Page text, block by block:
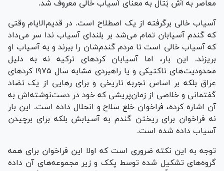
معاصر به آش بَتال به معنای آسیاب خالی معروف شد.
آسیاب خالی برگرفته از یک اصطلاح است. در قدیم‌الایام وقتی
که گندم آسیابان تمام می‌شد بر بلندای آسیاب ندا سر می‌داد
که آسیاب خالی است تا مردم گندم‌شان را ببرند و به آسیاب او
بریزند. این بار، اما آسیابان کرد‌های ترکیه نه به دلیل
محدودیت‌های تاکتیکی و یا راهبردی مشابه سال ۱۹۷۵ کرد‌های
عراق بلکه بر اساس تجربه تاریخی و برای رهایی از یک تضاد
گفتمانی و خلاصی از زمان‌پریشی که خود در دست‌نوشته‌اش به
آن اشاره کرده، فراخوان خلع سلاح و انحلال داده است. این بار
نه فراخوان برای ریختن گندم به آسیابش بلکه برای برچیدن
آسیاب داده شده است.
توجه به این نکته ضروری است که اولا این فراخوان برای همه
گروه‌های تشکیل شده توسط پ‎ک‎ک و زیر مجموعه‌های آن داده